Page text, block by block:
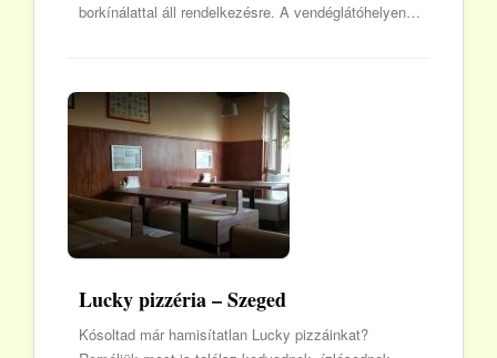
borkínálattal áll rendelkezésre. A vendéglátóhelyen…
Lucky pizzéria – Szeged
Kósoltad már hamisítatlan Lucky pizzáinkat?